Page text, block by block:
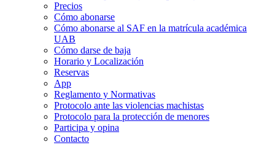
Precios
Cómo abonarse
Cómo abonarse al SAF en la matrícula académica
UAB
Cómo darse de baja
Horario y Localización
Reservas
App
Reglamento y Normativas
Protocolo ante las violencias machistas
Protocolo para la protección de menores
Participa y opina
Contacto